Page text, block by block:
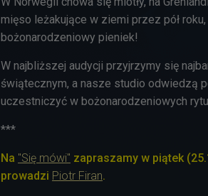
mięso leżakujące w ziemi przez pół
bożonarodzeniowy pieniek!
W najbliższej audycji przyjrzymy się
świątecznym, a nasze studio odwiedzą
uczestniczyć w bożonarodzeniowych
***
Na "Się mówi" zapraszamy w piątek
prowadzi Piotr Firan.